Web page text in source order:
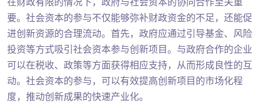
要。社会资本的参与不仅能够弥补财政资金的不足，还能促
进创新资源的合理流动。首先，政府应通过引导基金、风险
投资等方式吸引社会资本参与创新项目。与政府合作的企业
可以在税收、政策等方面获得相应支持，从而形成良性的互
动。社会资本的参与，可以有效提高创新项目的市场化程
度，推动创新成果的快速产业化。